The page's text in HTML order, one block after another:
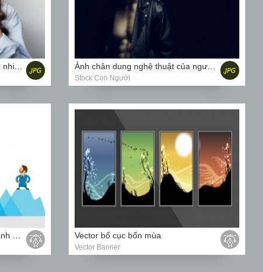
Ảnh chân dung nghệ thuật của người đàn ông tóc xám trên nền đen
Stock Con Người
Vector bố cục bốn mùa
Vector Banner